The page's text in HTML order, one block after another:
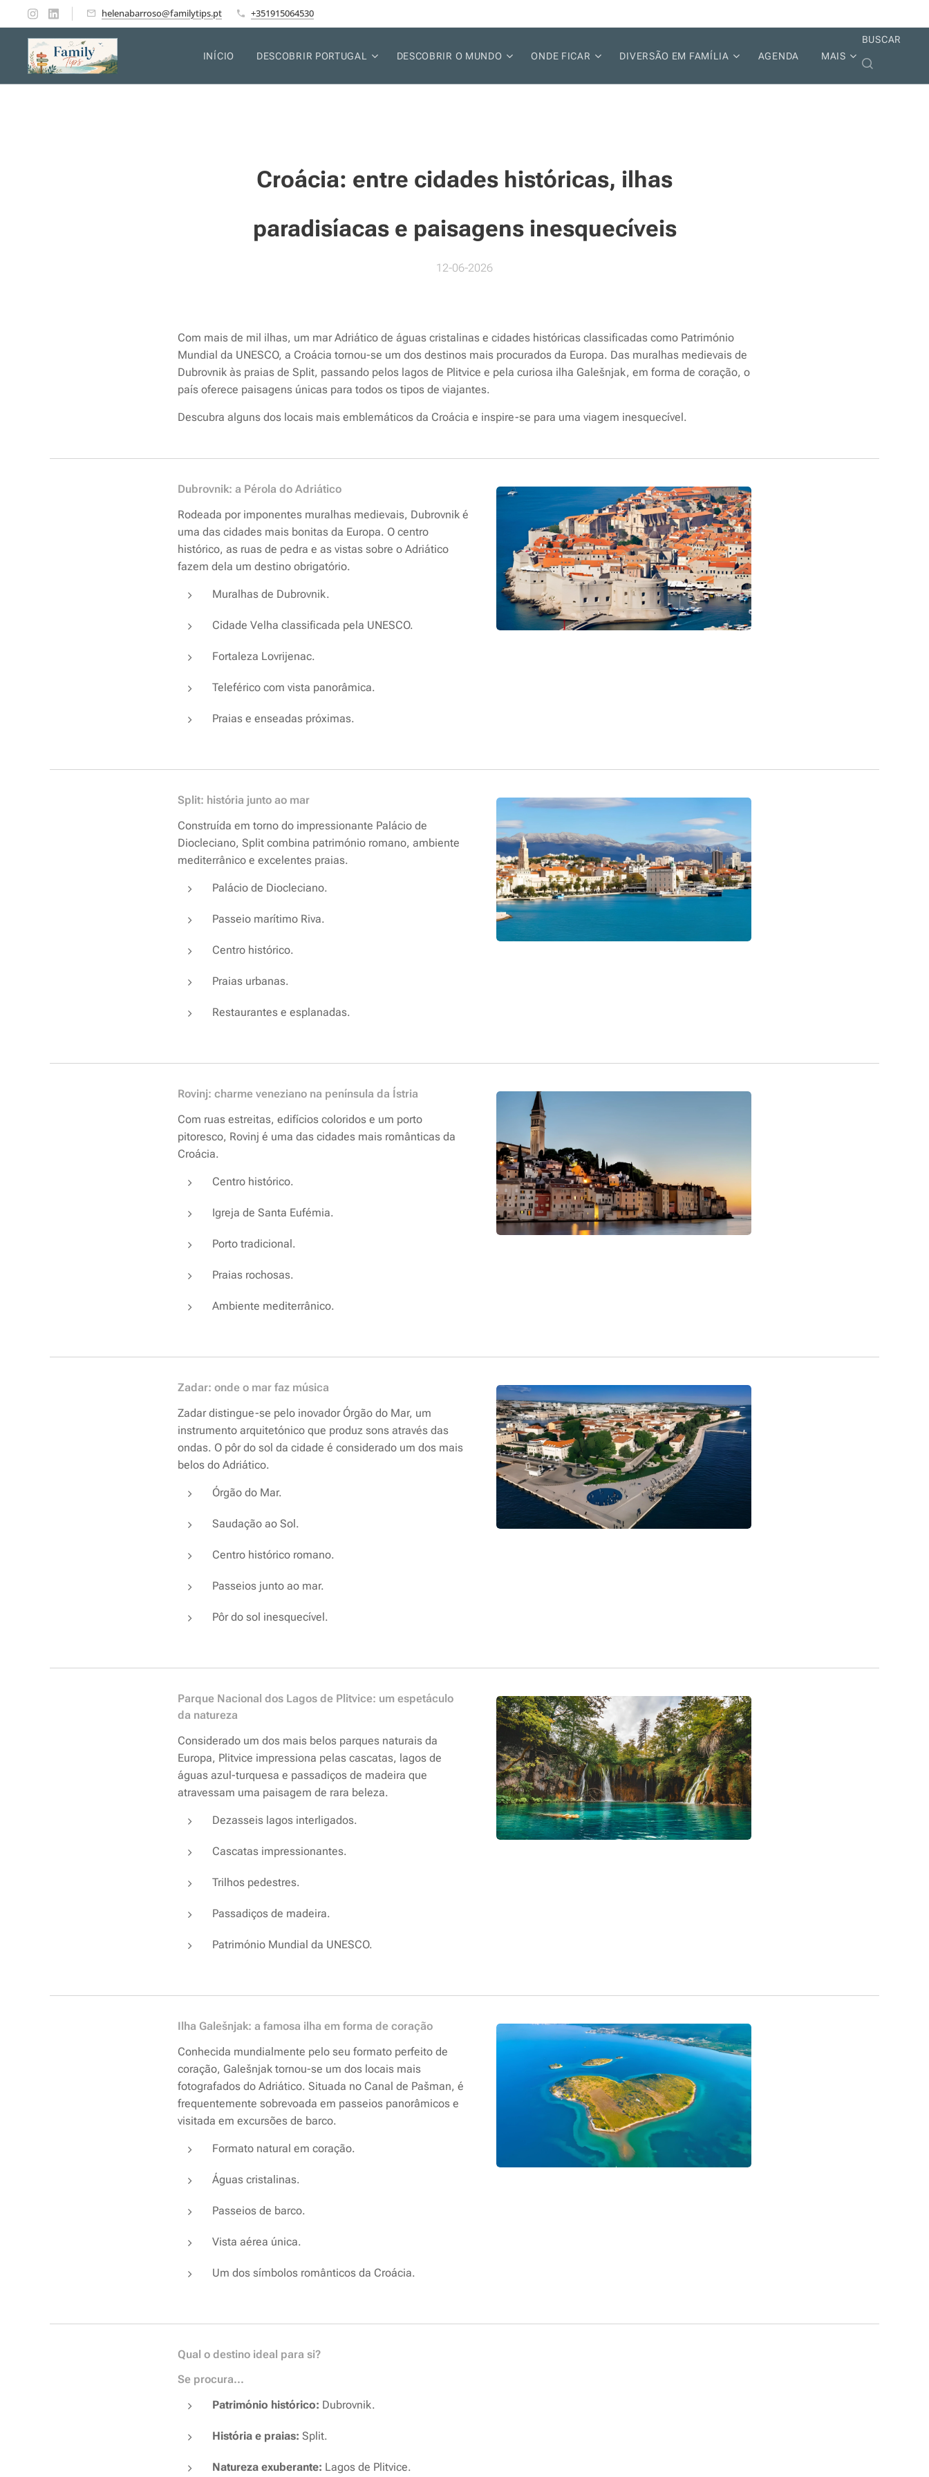
helenabarroso@familytips.pt +351915064530
INÍCIO DESCOBRIR PORTUGAL DESCOBRIR O MUNDO ONDE FICAR DIVERSÃO EM FAMÍLIA AGENDA MAIS
BUSCAR
Croácia: entre cidades históricas, ilhas
paradisíacas e paisagens inesquecíveis
12-06-2026
Com mais de mil ilhas, um mar Adriático de águas cristalinas e cidades históricas classificadas como Património
Mundial da UNESCO, a Croácia tornou-se um dos destinos mais procurados da Europa. Das muralhas medievais de
Dubrovnik às praias de Split, passando pelos lagos de Plitvice e pela curiosa ilha Galešnjak, em forma de coração, o
país oferece paisagens únicas para todos os tipos de viajantes.
Descubra alguns dos locais mais emblemáticos da Croácia e inspire-se para uma viagem inesquecível.
Dubrovnik: a Pérola do Adriático
Rodeada por imponentes muralhas medievais, Dubrovnik é
uma das cidades mais bonitas da Europa. O centro
histórico, as ruas de pedra e as vistas sobre o Adriático
fazem dela um destino obrigatório.
Muralhas de Dubrovnik.
Cidade Velha classificada pela UNESCO.
Fortaleza Lovrijenac.
Teleférico com vista panorâmica.
Praias e enseadas próximas.
Split: história junto ao mar
Construída em torno do impressionante Palácio de
Diocleciano, Split combina património romano, ambiente
mediterrânico e excelentes praias.
Palácio de Diocleciano.
Passeio marítimo Riva.
Centro histórico.
Praias urbanas.
Restaurantes e esplanadas.
Rovinj: charme veneziano na península da Ístria
Com ruas estreitas, edifícios coloridos e um porto
pitoresco, Rovinj é uma das cidades mais românticas da
Croácia.
Centro histórico.
Igreja de Santa Eufémia.
Porto tradicional.
Praias rochosas.
Ambiente mediterrânico.
Zadar: onde o mar faz música
Zadar distingue-se pelo inovador Órgão do Mar, um
instrumento arquitetónico que produz sons através das
ondas. O pôr do sol da cidade é considerado um dos mais
belos do Adriático.
Órgão do Mar.
Saudação ao Sol.
Centro histórico romano.
Passeios junto ao mar.
Pôr do sol inesquecível.
Parque Nacional dos Lagos de Plitvice: um espetáculo
da natureza
Considerado um dos mais belos parques naturais da
Europa, Plitvice impressiona pelas cascatas, lagos de
águas azul-turquesa e passadiços de madeira que
atravessam uma paisagem de rara beleza.
Dezasseis lagos interligados.
Cascatas impressionantes.
Trilhos pedestres.
Passadiços de madeira.
Património Mundial da UNESCO.
Ilha Galešnjak: a famosa ilha em forma de coração
Conhecida mundialmente pelo seu formato perfeito de
coração, Galešnjak tornou-se um dos locais mais
fotografados do Adriático. Situada no Canal de Pašman, é
frequentemente sobrevoada em passeios panorâmicos e
visitada em excursões de barco.
Formato natural em coração.
Águas cristalinas.
Passeios de barco.
Vista aérea única.
Um dos símbolos românticos da Croácia.
Qual o destino ideal para si?
Se procura...
Património histórico: Dubrovnik.
História e praias: Split.
Natureza exuberante: Lagos de Plitvice.